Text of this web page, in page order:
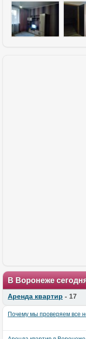
В Воронеже
Аренда квартир - 17
Почему мы проверяем все